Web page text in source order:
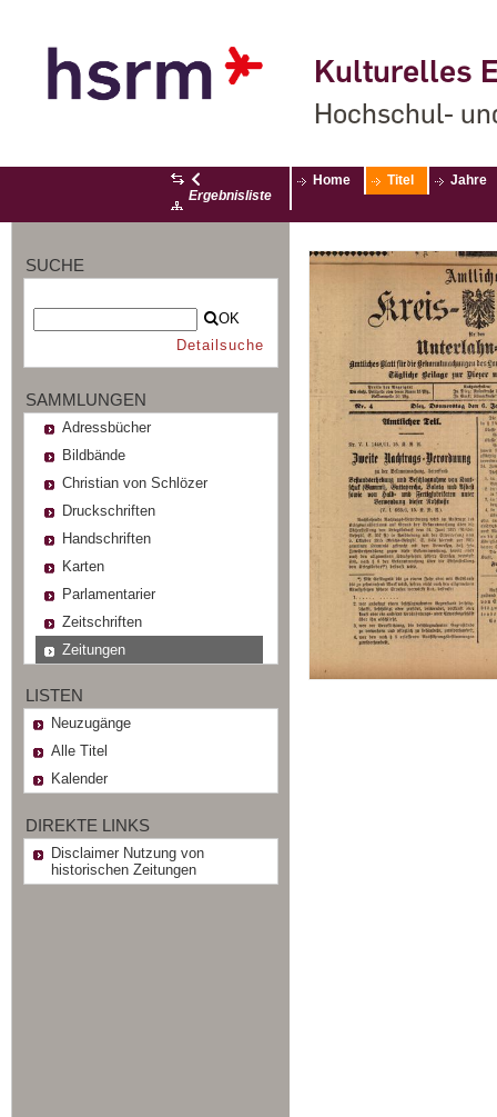
Kulturelles
Hochschul-
Ergebnisliste
Home Titel Jahre
SUCHE
OK
Detailsuche
SAMMLUNGEN
Adressbücher
Bildbände
Christian von Schlözer
Druckschriften
Handschriften
Karten
Parlamentarier
Zeitschriften
Zeitungen
LISTEN
Neuzugänge
Alle Titel
Kalender
DIREKTE LINKS
Disclaimer Nutzung von
historischen Zeitungen